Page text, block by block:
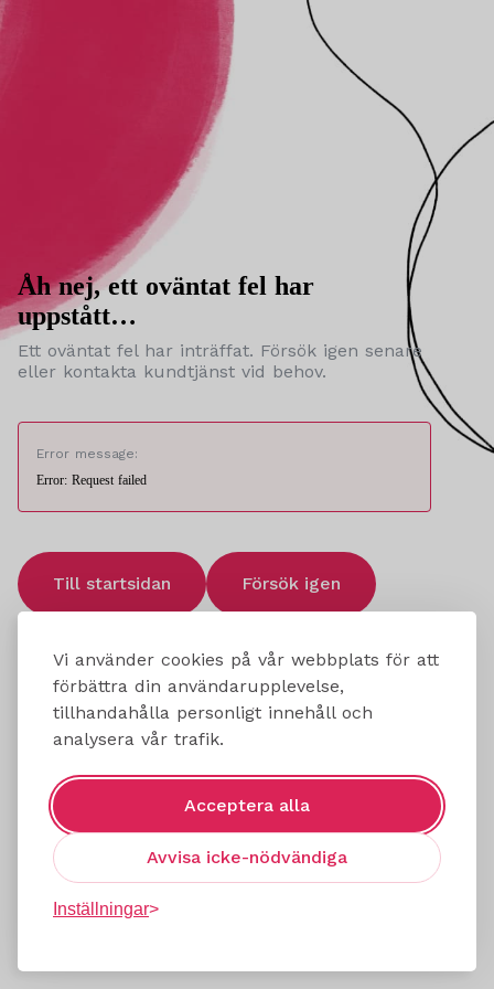
Vi använder cookies på vår webbplats för att
förbättra din användarupplevelse,
tillhandahålla personligt innehåll och
analysera vår trafik.
Acceptera alla
Avvisa icke-nödvändiga
Inställningar
Åh nej, ett oväntat fel har
uppstått…
Ett oväntat fel har inträffat. Försök igen senare
eller kontakta kundtjänst vid behov.
Error message:
Error: Request failed
Till startsidan Försök igen